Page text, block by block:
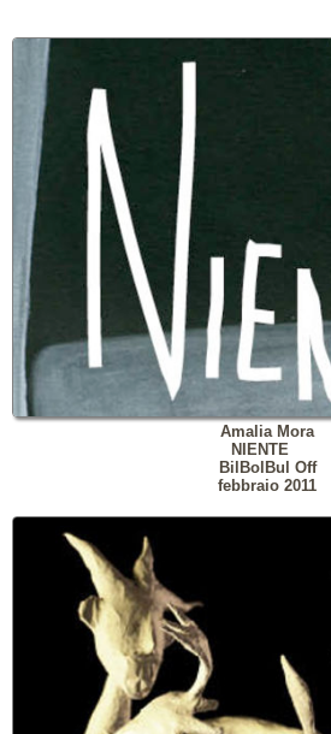
Amalia Mora
NIENTE
BilBolBul Off
febbraio 2011